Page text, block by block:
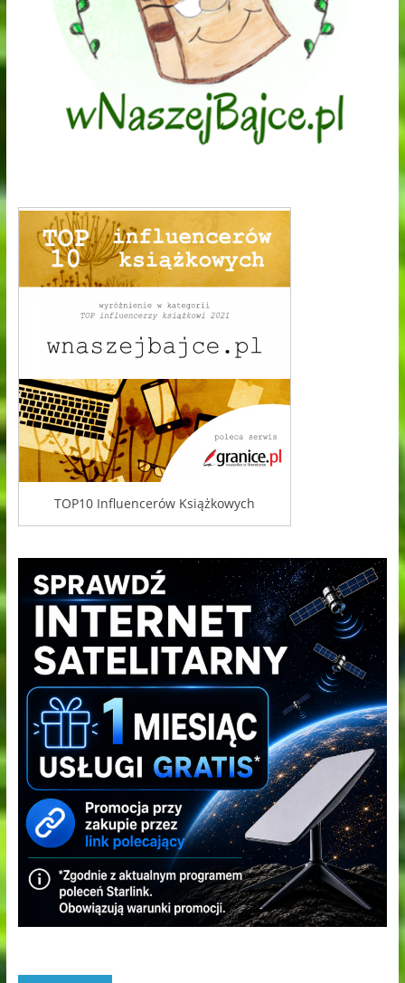
TOP10 Influencerów Książkowych